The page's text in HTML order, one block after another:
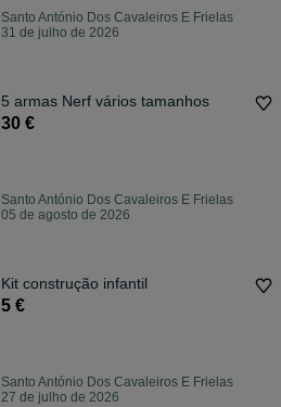
Santo António Dos Cavaleiros E Frielas
31 de julho de 2026
5 armas Nerf vários tamanhos
30 €
Santo António Dos Cavaleiros E Frielas
05 de agosto de 2026
Kit construção infantil
5 €
Santo António Dos Cavaleiros E Frielas
27 de julho de 2026